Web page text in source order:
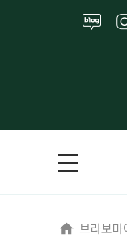
브라보마